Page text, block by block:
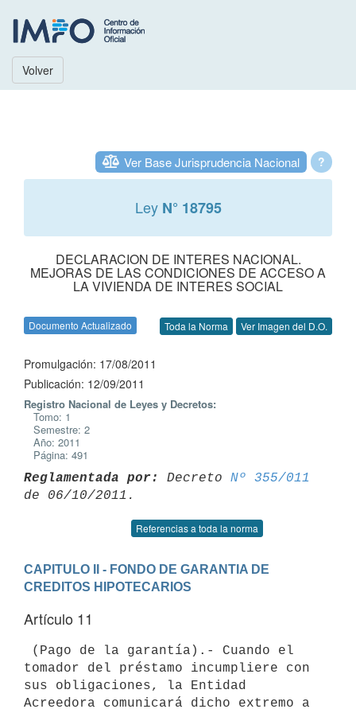
Volver
?
Ver Base Jurisprudencia Nacional
Ley N° 18795
DECLARACION DE INTERES NACIONAL.
MEJORAS DE LAS CONDICIONES DE ACCESO A
LA VIVIENDA DE INTERES SOCIAL
Documento Actualizado Toda la Norma Ver Imagen del D.O.
Promulgación: 17/08/2011
Publicación: 12/09/2011
Registro Nacional de Leyes y Decretos:
Tomo: 1
Semestre: 2
Año: 2011
Página: 491
Reglamentada por: Decreto Nº 355/011
Referencias a toda la norma
CAPITULO II - FONDO DE GARANTIA DE
CREDITOS HIPOTECARIOS
Artículo 11
tomador del préstamo incumpliere con
sus obligaciones, la Entidad
Acreedora comunicará dicho extremo a